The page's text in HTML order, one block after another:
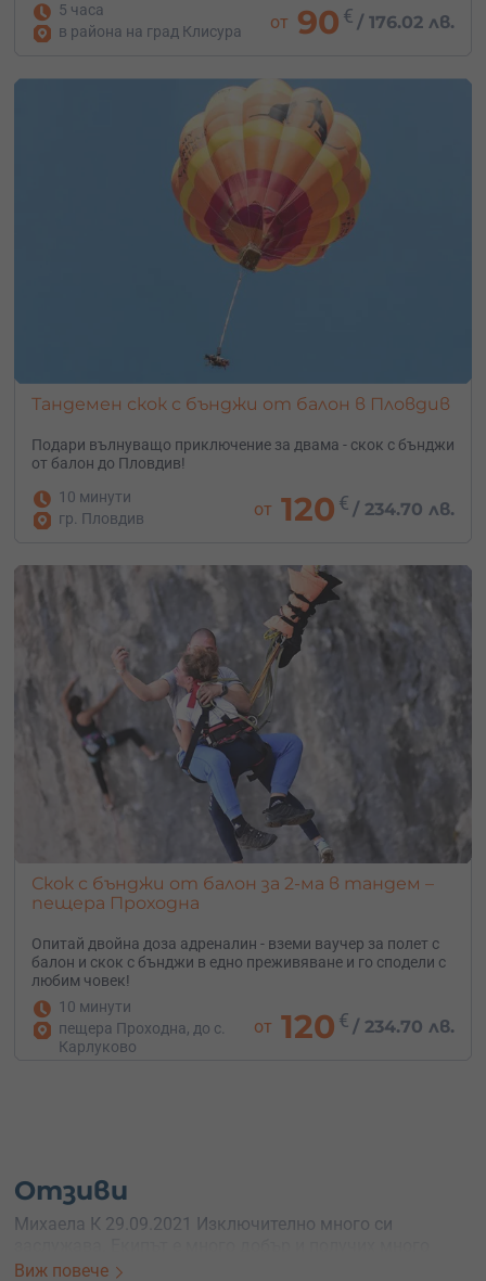
5 часа
в района на град Клисура
от 90 € / 176.02 лв.
Тандемен скок с бънджи от балон в Пловдив
Подари вълнуващо приключение за двама - скок с бънджи
от балон до Пловдив!
10 минути
гр. Пловдив
от 120 € /234.70 лв.
Скок с бънджи от балон за 2-ма в тандем –
пещера Проходна
Опитай двойна доза адреналин - вземи ваучер за полет с
балон и скок с бънджи в едно преживяване и го сподели с
любим човек!
10 минути
пещера Проходна, до с.
Карлуково
от 120 € / 234.70 лв.
Отзиви
Михаела К 29.09.2021 Изключително много си
бърза обратна връзка с видеото и снимките на
Виж повече